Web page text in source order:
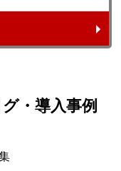
・導入事例